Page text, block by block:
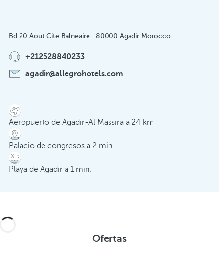
Bd 20 Aout Cite Balneaire . 80000 Agadir Morocco
+212528840233
agadir@allegrohotels.com
Aeropuerto de Agadir-Al Massira a 24 km
Palacio de congresos a 2 min.
Playa de Agadir a 1 min.
Ofertas